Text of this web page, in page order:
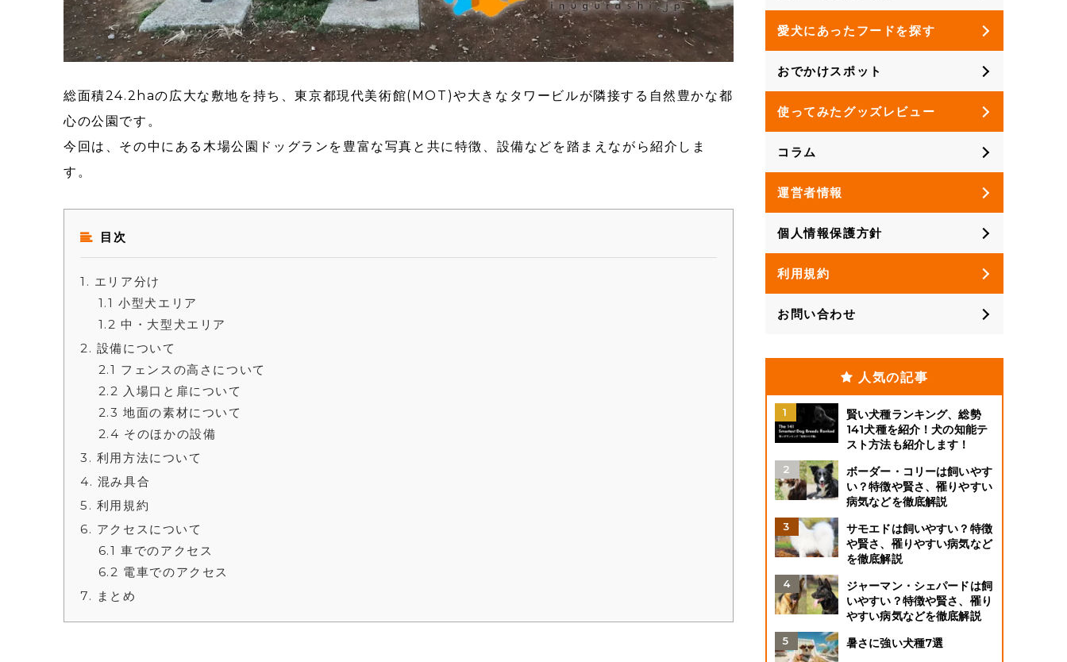
総面積24.2haの広大な敷地を持ち、東京都現代美術館(MOT)や大きなタワービルが隣接する自然豊かな都
心の公園です。
今回は、その中にある木場公園ドッグランを豊富な写真と共に特徴、設備などを踏まえながら紹介しま
す。
目次
1
エリア分け
1.1 小型犬エリア
1.2 中・大型犬エリア
2
設備について
2.1 フェンスの高さについて
2.2 入場口と扉について
2.3 地面の素材について
2.4 そのほかの設備
3
利用方法について
4
混み具合
5
利用規約
6
アクセスについて
6.1 車でのアクセス
6.2 電車でのアクセス
7
まとめ
愛犬にあったフードを探す
おでかけスポット
使ってみたグッズレビュー
コラム
運営者情報
個人情報保護方針
利用規約
お問い合わせ
人気の記事
賢い犬種ランキング、総勢
141犬種を紹介！犬の知能テ
スト方法も紹介します！
ボーダー・コリーは飼いやす
い？特徴や賢さ、罹りやすい
病気などを徹底解説
サモエドは飼いやすい？特徴
や賢さ、罹りやすい病気など
を徹底解説
ジャーマン・シェパードは飼
いやすい？特徴や賢さ、罹り
やすい病気などを徹底解説
暑さに強い犬種7選